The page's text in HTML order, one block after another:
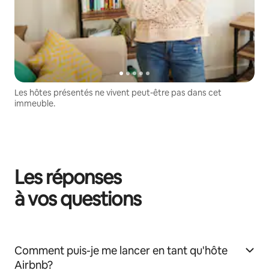
Les hôtes présentés ne vivent peut-être pas dans cet
immeuble.
Les réponses
à vos questions
Comment puis-je me lancer en tant qu'hôte
Airbnb?